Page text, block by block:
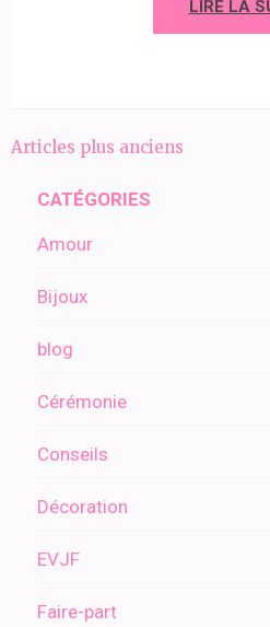
LIRE LA
Navigation
articles
Articles plus anciens
CATÉGORIES
Amour
Bijoux
blog
Cérémonie
Conseils
Décoration
EVJF
Faire-part